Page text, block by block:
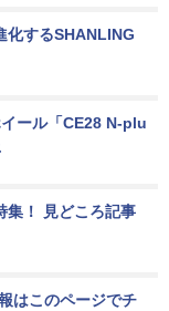
化するSHANLING
ール「CE28 N-plu
集！ 見どころ記事
はこのページでチ